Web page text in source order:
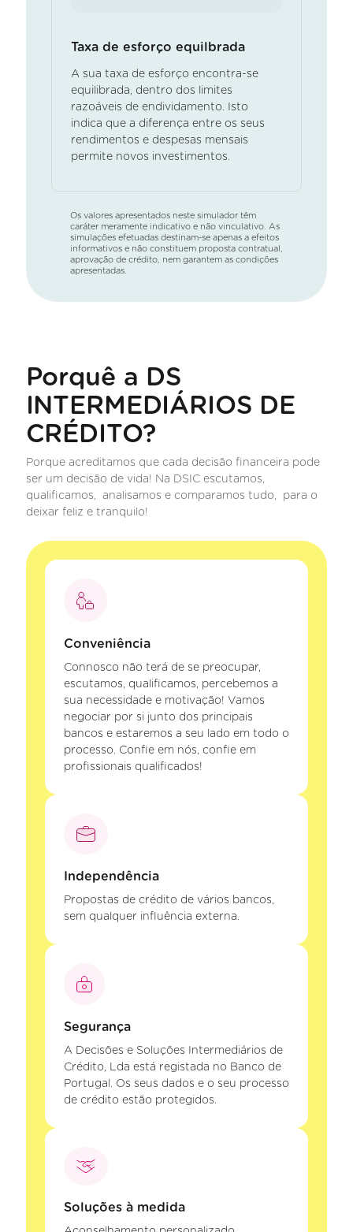
Taxa de esforço equilbrada
A sua taxa de esforço encontra-se
equilibrada, dentro dos limites
razoáveis de endividamento. Isto
indica que a diferença entre os seus
rendimentos e despesas mensais
permite novos investimentos.
Os valores apresentados neste simulador têm
caráter meramente indicativo e não vinculativo. As
simulações efetuadas destinam-se apenas a efeitos
informativos e não constituem proposta contratual,
aprovação de crédito, nem garantem as condições
apresentadas.
Porquê a DS
INTERMEDIÁRIOS DE
CRÉDITO?
Porque acreditamos que cada decisão financeira pode
ser um decisão de vida! Na DSIC escutamos,
qualificamos, analisamos e comparamos tudo, para o
deixar feliz e tranquilo!
Conveniência
Connosco não terá de se preocupar,
escutamos, qualificamos, percebemos a
sua necessidade e motivação! Vamos
negociar por si junto dos principais
bancos e estaremos a seu lado em todo o
processo. Confie em nós, confie em
profissionais qualificados!
Independência
Propostas de crédito de vários bancos,
sem qualquer influência externa.
Segurança
A Decisões e Soluções Intermediários de
Crédito, Lda está registada no Banco de
Portugal. Os seus dados e o seu processo
de crédito estão protegidos.
Soluções à medida